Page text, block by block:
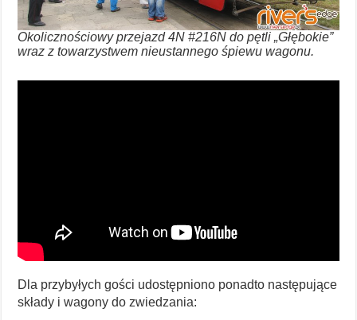
Okolicznościowy przejazd 4N #216N do pętli „Głębokie”
wraz z towarzystwem nieustannego śpiewu wagonu.
Dla przybyłych gości udostępniono ponadto następujące
składy i wagony do zwiedzania: